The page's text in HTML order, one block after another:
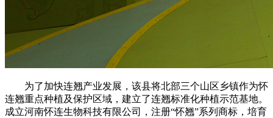
为了加快连翘产业发展，该县将北部三个山区乡镇作为怀
连翘重点种植及保护区域，建立了连翘标准化种植示范基地。
成立河南怀连生物科技有限公司，注册“怀翘”系列商标，培育